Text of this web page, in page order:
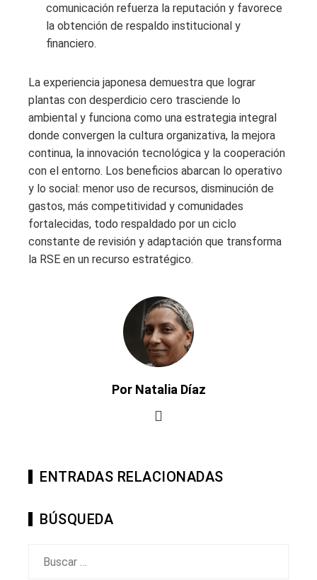
comunicación refuerza la reputación y favorece
la obtención de respaldo institucional y
financiero.
La experiencia japonesa demuestra que lograr
plantas con desperdicio cero trasciende lo
ambiental y funciona como una estrategia integral
donde convergen la cultura organizativa, la mejora
continua, la innovación tecnológica y la cooperación
con el entorno. Los beneficios abarcan lo operativo
y lo social: menor uso de recursos, disminución de
gastos, más competitividad y comunidades
fortalecidas, todo respaldado por un ciclo
constante de revisión y adaptación que transforma
la RSE en un recurso estratégico.
Por Natalia Díaz
ENTRADAS RELACIONADAS
BÚSQUEDA